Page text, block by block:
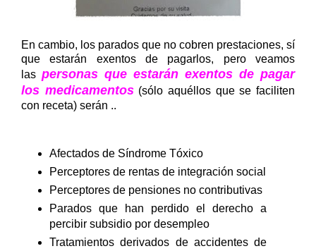
En cambio, los parados que no cobren prestaciones, sí
que estarán exentos de pagarlos, pero veamos
las personas que estarán exentos de pagar
los medicamentos(sólo aquéllos que se faciliten
con receta) serán ..
Afectados de Síndrome Tóxico
Perceptores de rentas de integración social
Perceptores de pensiones no contributivas
Parados que han perdido el derecho a
percibir subsidio por desempleo
Tratamientos derivados de accidentes de